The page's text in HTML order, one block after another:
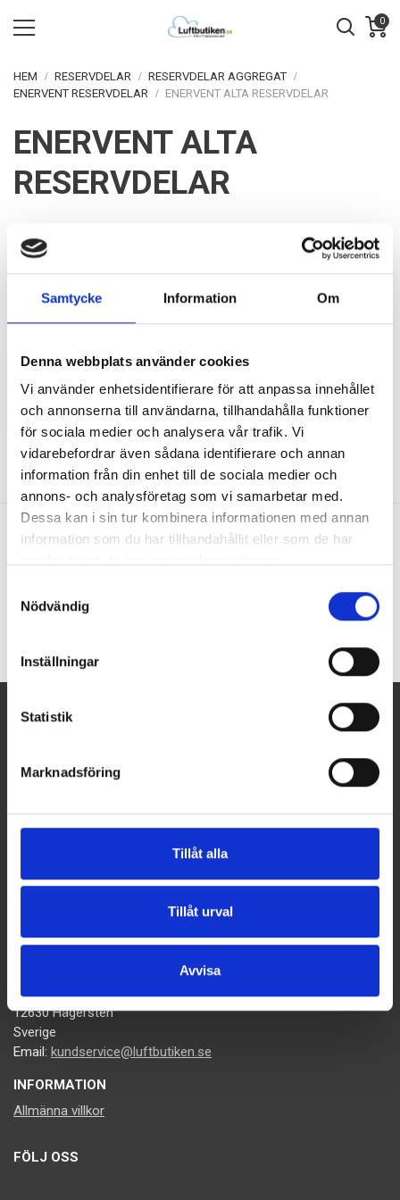
Samtycke Information Om
Denna webbplats använder cookies
Vi använder enhetsidentifierare för att anpassa innehållet
och annonserna till användarna, tillhandahålla funktioner
för sociala medier och analysera vår trafik. Vi
vidarebefordrar även sådana identifierare och annan
information från din enhet till de sociala medier och
annons- och analysföretag som vi samarbetar med.
Dessa kan i sin tur kombinera informationen med annan
information som du har tillhandahållit eller som de har
Nödvändig
Inställningar
Statistik
Marknadsföring
Tillåt alla
Tillåt urval
Avvisa
0
HEM RESERVDELAR
RESERVDELAR AGGREGAT
ENERVENT RESERVDELAR
ENERVENT ALTA RESERVDELAR
ENERVENT ALTA
RESERVDELAR
NO PRODUCTS HERE
Sorry for the inconvenience.
Du kan avbryta prenumerationen när som helst. För detta
ändamål, vänligen hitta vår kontaktinformation i det rättsliga
meddelandet.
KONTAKTA OSS
Västberga allé 60
12630 Hägersten
Sverige
Email: kundservice@luftbutiken.se
INFORMATION
Allmänna villkor
FÖLJ OSS